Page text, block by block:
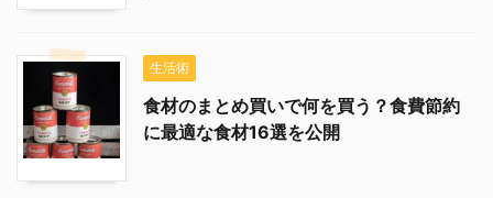
生活術
食材のまとめ買いで何を買う？食費節約
に最適な食材16選を公開